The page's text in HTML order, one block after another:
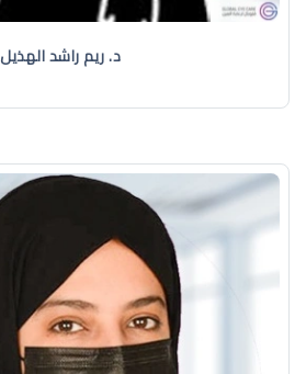
د. ريم راشد الهذيل